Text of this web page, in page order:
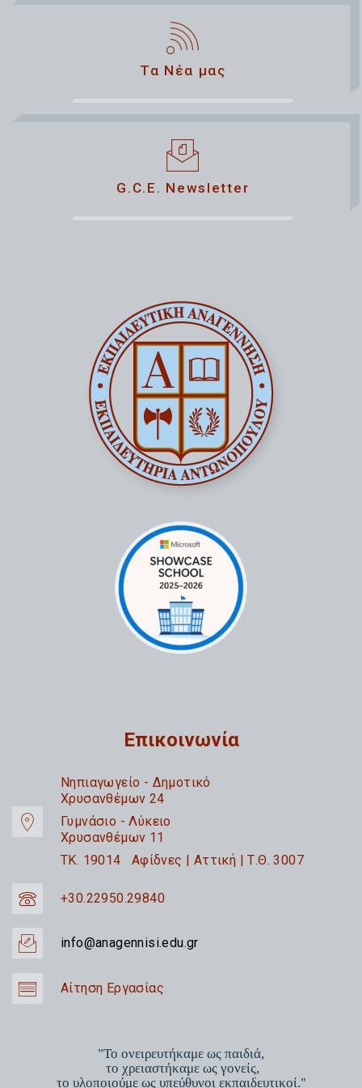
Τα Νέα μας
G.C.E. Newsletter
Επικοινωνία
Nηπιαγωγείο - Δημοτικό
Χρυσανθέμων 24
Γυμνάσιο - Λύκειο
Χρυσανθέμων 11
TK. 19014 Αφίδνες | Αττική | Τ.Θ. 3007
+30.22950.29840
info@anagennisi.edu.gr
Αίτηση Εργασίας
"Το ονειρευτήκαμε ως παιδιά,
το χρειαστήκαμε ως γονείς,
το υλοποιούμε ως υπεύθυνοι εκπαιδευτικοί."